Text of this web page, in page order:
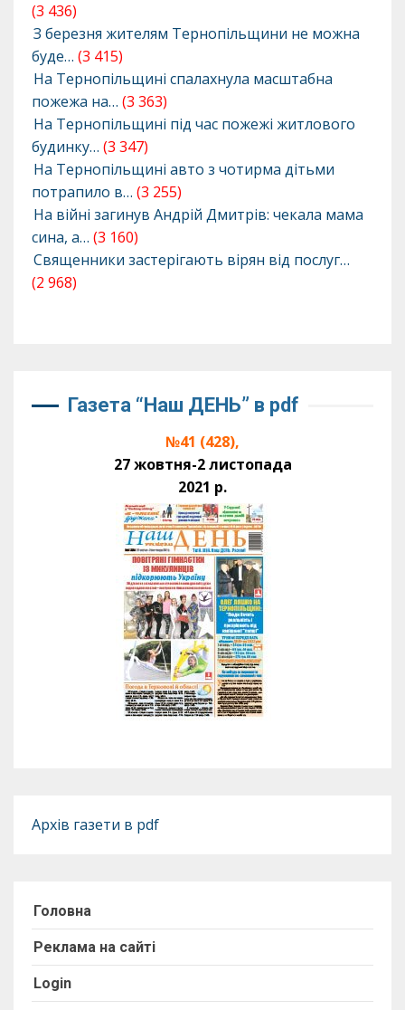
(3 436)
З березня жителям Тернопільщини не можна
буде… (3 415)
На Тернопільщині спалахнула масштабна
пожежа на… (3 363)
На Тернопільщині під час пожежі житлового
будинку… (3 347)
На Тернопільщині авто з чотирма дітьми
потрапило в… (3 255)
На війні загинув Андрій Дмитрів: чекала мама
сина, а… (3 160)
Священники застерігають вірян від послуг…
(2 968)
Газета “Наш ДЕНЬ” в pdf
№41 (428),
27 жовтня-2 листопада
2021 р.
Архів газети в pdf
Головна
Реклама на сайті
Login